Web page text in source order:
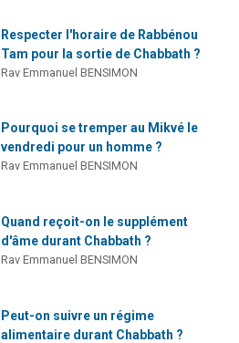
Respecter l'horaire de Rabbénou
Tam pour la sortie de Chabbath ?
Rav Emmanuel BENSIMON
Pourquoi se tremper au Mikvé le
vendredi pour un homme ?
Rav Emmanuel BENSIMON
Quand reçoit-on le supplément
d'âme durant Chabbath ?
Rav Emmanuel BENSIMON
Peut-on suivre un régime
alimentaire durant Chabbath ?